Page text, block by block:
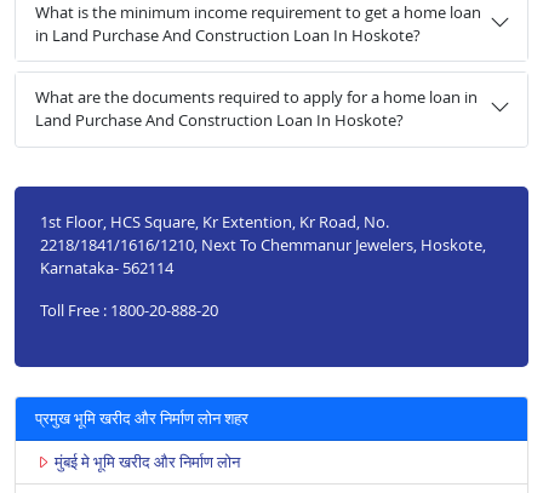
What is the minimum income requirement to get a home loan
in Land Purchase And Construction Loan In Hoskote?
What are the documents required to apply for a home loan in
Land Purchase And Construction Loan In Hoskote?
1st Floor, HCS Square, Kr Extention, Kr Road, No.
2218/1841/1616/1210, Next To Chemmanur Jewelers, Hoskote,
Karnataka- 562114
Toll Free : 1800-20-888-20
प्रमुख भूमि खरीद और निर्माण लोन शहर
मुंबई मे भूमि खरीद और निर्माण लोन